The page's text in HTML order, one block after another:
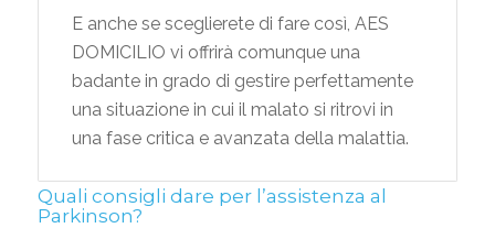
E anche se sceglierete di fare così, AES
DOMICILIO vi offrirà comunque una
badante in grado di gestire perfettamente
una situazione in cui il malato si ritrovi in
una fase critica e avanzata della malattia.
Quali consigli dare per l’assistenza al
Parkinson?